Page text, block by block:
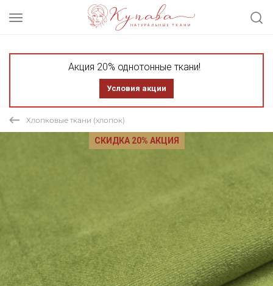
Акция 20% однотонные ткани!
Условия акции
Хлопковые ткани (хлопок)
СКИДКА 20% АКЦИЯ